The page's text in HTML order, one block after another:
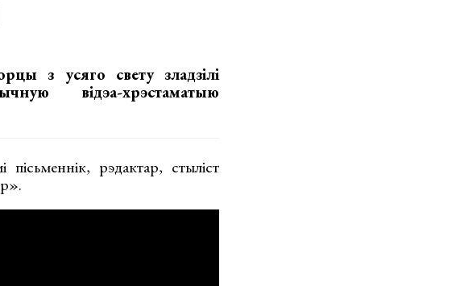
з усяго свету зладзілі
відэа-хрэстаматыю
пісьменнік, рэдактар, стыліст